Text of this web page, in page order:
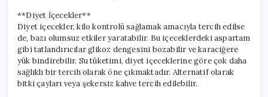
**Diyet İçecekler**
Diyet içecekler, kilo kontrolü sağlamak amacıyla tercih edilse
de, bazı olumsuz etkiler yaratabilir. Bu içeceklerdeki aspartam
gibi tatlandırıcılar glikoz dengesini bozabilir ve karaciğere
yük bindirebilir. Su tüketimi, diyet içeceklerine göre çok daha
sağlıklı bir tercih olarak öne çıkmaktadır. Alternatif olarak
bitki çayları veya şekersiz kahve tercih edilebilir.